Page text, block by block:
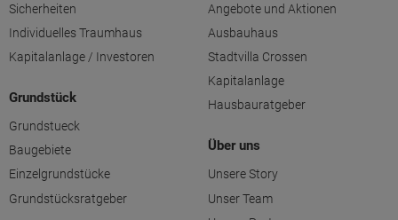
Sicherheiten
Individuelles Traumhaus
Kapitalanlage / Investoren
Grundstück
Grundstueck
Baugebiete
Einzelgrundstücke
Grundstücksratgeber
Angebote und Aktionen
Ausbauhaus
Stadtvilla Crossen
Kapitalanlage
Hausbauratgeber
Über uns
Unsere Story
Unser Team